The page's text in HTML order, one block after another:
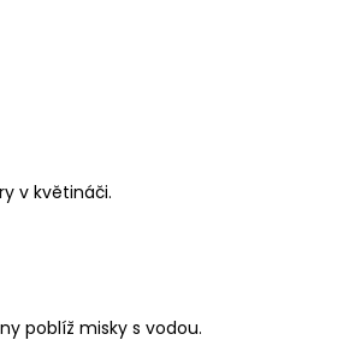
v květináči.
poblíž misky s vodou.